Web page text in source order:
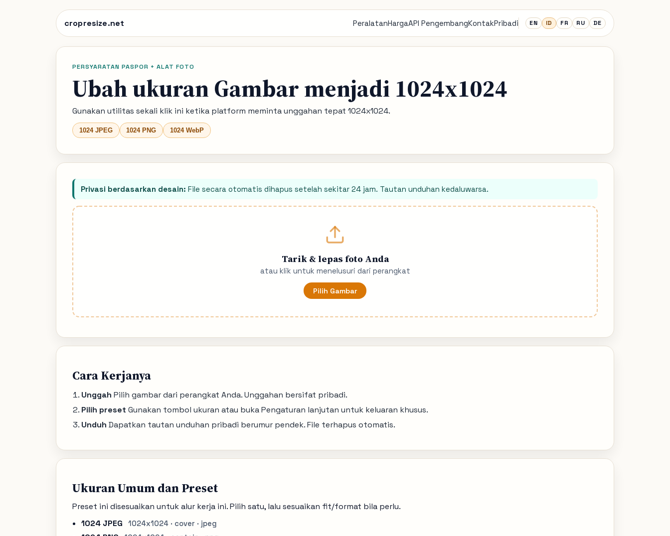
cropresize.net PeralatanHargaAPI PengembangKontakPribadi EN ID FR RU DE
PERSYARATAN PASPOR + ALAT FOTO
Ubah ukuran Gambar menjadi 1024x1024
Gunakan utilitas sekali klik ini ketika platform meminta unggahan tepat 1024x1024.
1024 JPEG 1024 PNG 1024 WebP
Privasi berdasarkan desain: File secara otomatis dihapus setelah sekitar 24 jam. Tautan unduhan kedaluwarsa.
Tarik & lepas foto Anda
atau klik untuk menelusuri dari perangkat
Pilih Gambar
Cara Kerjanya
Unggah Pilih gambar dari perangkat Anda. Unggahan bersifat pribadi.
Pilih preset Gunakan tombol ukuran atau buka Pengaturan lanjutan untuk keluaran khusus.
Unduh Dapatkan tautan unduhan pribadi berumur pendek. File terhapus otomatis.
Ukuran Umum dan Preset
Preset ini disesuaikan untuk alur kerja ini. Pilih satu, lalu sesuaikan fit/format bila perlu.
1024 JPEG
1024x1024 · cover · jpeg